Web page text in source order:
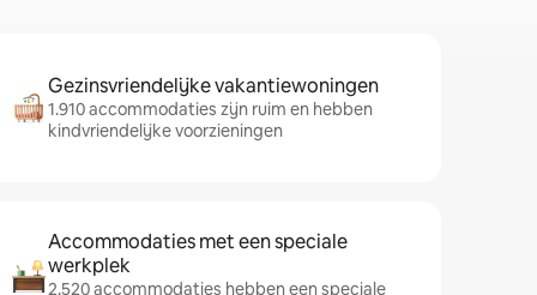
Gezinsvriendelijke vakantiewoningen
1.910 accommodaties zijn ruim en hebben
kindvriendelijke voorzieningen
Accommodaties met een speciale
werkplek
2.520 accommodaties hebben een speciale